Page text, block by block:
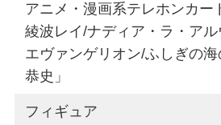
アニメ・漫画系テレホンカー
綾波レイ/ナディア・ラ・ア
エヴァンゲリオン/ふしぎの
恭史」
フィギュア